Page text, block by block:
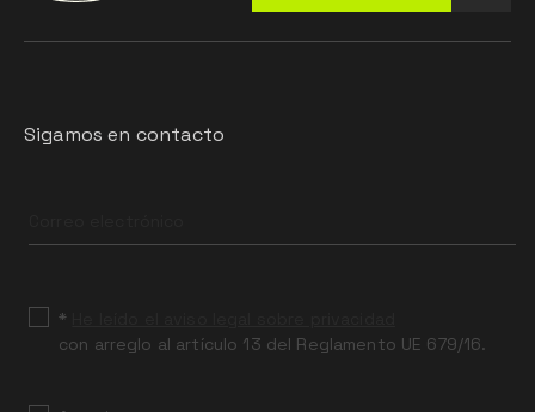
Sigamos en contacto
field
*
con arreglo al artículo 13 del Reglamento UE 679/16.